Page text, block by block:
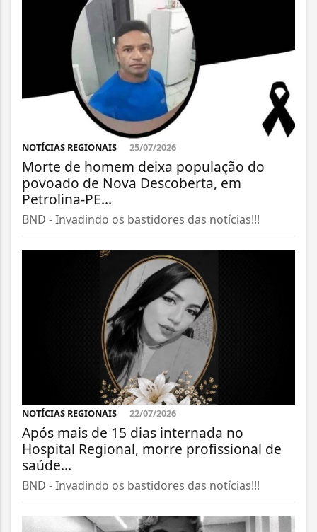
NOTÍCIAS REGIONAIS 25/07/2026
Morte de homem deixa população do
povoado de Nova Descoberta, em
Petrolina-PE...
BND - Invadindo os bastidores das notícias!!!
NOTÍCIAS REGIONAIS 22/07/2026
Após mais de 15 dias internada no
Hospital Regional, morre profissional de
saúde...
BND - Invadindo os bastidores das notícias!!!